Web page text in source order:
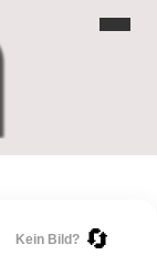
Kein Bild? 🔄